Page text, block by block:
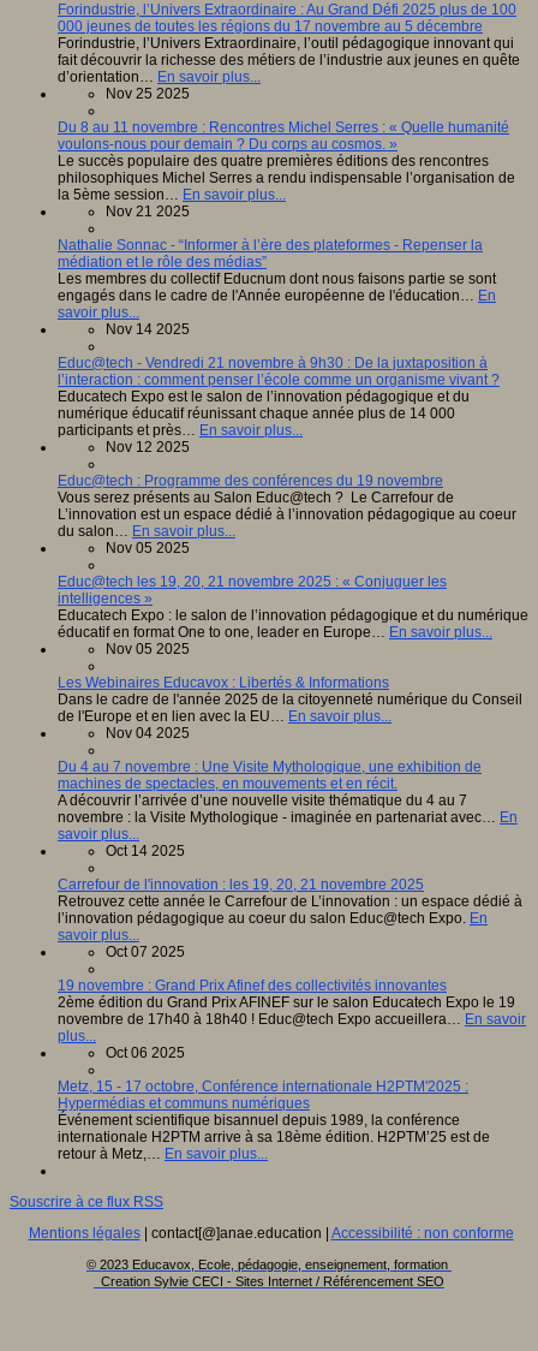
Forindustrie, l’Univers Extraordinaire : Au Grand Défi 2025 plus de 100
000 jeunes de toutes les régions du 17 novembre au 5 décembre
Forindustrie, l’Univers Extraordinaire, l’outil pédagogique innovant qui
fait découvrir la richesse des métiers de l’industrie aux jeunes en quête
d’orientation… En savoir plus...
Nov 25 2025
Du 8 au 11 novembre : Rencontres Michel Serres : « Quelle humanité
voulons-nous pour demain ? Du corps au cosmos. »
Le succès populaire des quatre premières éditions des rencontres
philosophiques Michel Serres a rendu indispensable l’organisation de
la 5ème session… En savoir plus...
Nov 21 2025
Nathalie Sonnac - “Informer à l’ère des plateformes - Repenser la
médiation et le rôle des médias”
Les membres du collectif Educnum dont nous faisons partie se sont
engagés dans le cadre de l'Année européenne de l'éducation… En
savoir plus...
Nov 14 2025
Educ@tech - Vendredi 21 novembre à 9h30 : De la juxtaposition à
l’interaction : comment penser l’école comme un organisme vivant ?
Educatech Expo est le salon de l’innovation pédagogique et du
numérique éducatif réunissant chaque année plus de 14 000
participants et près… En savoir plus...
Nov 12 2025
Educ@tech : Programme des conférences du 19 novembre
Vous serez présents au Salon Educ@tech ? Le Carrefour de
L’innovation est un espace dédié à l’innovation pédagogique au coeur
du salon… En savoir plus...
Nov 05 2025
Educ@tech les 19, 20, 21 novembre 2025 : « Conjuguer les
intelligences »
Educatech Expo : le salon de l’innovation pédagogique et du numérique
éducatif en format One to one, leader en Europe… En savoir plus...
Nov 05 2025
Les Webinaires Educavox : Libertés & Informations
Dans le cadre de l'année 2025 de la citoyenneté numérique du Conseil
de l'Europe et en lien avec la EU… En savoir plus...
Nov 04 2025
Du 4 au 7 novembre : Une Visite Mythologique, une exhibition de
machines de spectacles, en mouvements et en récit.
A découvrir l’arrivée d’une nouvelle visite thématique du 4 au 7
novembre : la Visite Mythologique - imaginée en partenariat avec… En
savoir plus...
Oct 14 2025
Carrefour de l'innovation : les 19, 20, 21 novembre 2025
Retrouvez cette année le Carrefour de L’innovation : un espace dédié à
l’innovation pédagogique au coeur du salon Educ@tech Expo. En
savoir plus...
Oct 07 2025
19 novembre : Grand Prix Afinef des collectivités innovantes
2ème édition du Grand Prix AFINEF sur le salon Educatech Expo le 19
novembre de 17h40 à 18h40 ! Educ@tech Expo accueillera… En savoir
plus...
Oct 06 2025
Metz, 15 - 17 octobre, Conférence internationale H2PTM'2025 :
Hypermédias et communs numériques
Événement scientifique bisannuel depuis 1989, la conférence
internationale H2PTM arrive à sa 18ème édition. H2PTM’25 est de
retour à Metz,… En savoir plus...
Souscrire à ce flux RSS
Mentions légales| contact[@]anae.education | Accessibilité : non conforme
© 2023 Educavox, Ecole, pédagogie, enseignement, formation
Creation Sylvie CECI - Sites Internet / Référencement SEO